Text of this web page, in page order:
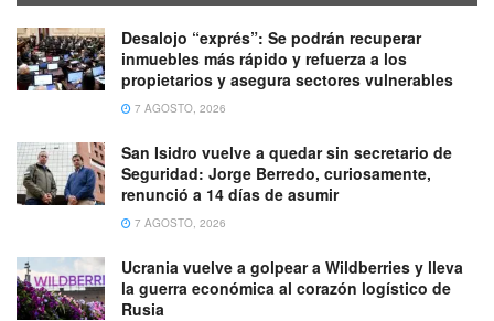
Desalojo “exprés”: Se podrán recuperar
inmuebles más rápido y refuerza a los
propietarios y asegura sectores vulnerables
7 AGOSTO, 2026
San Isidro vuelve a quedar sin secretario de
Seguridad: Jorge Berredo, curiosamente,
renunció a 14 días de asumir
7 AGOSTO, 2026
Ucrania vuelve a golpear a Wildberries y lleva
la guerra económica al corazón logístico de
Rusia